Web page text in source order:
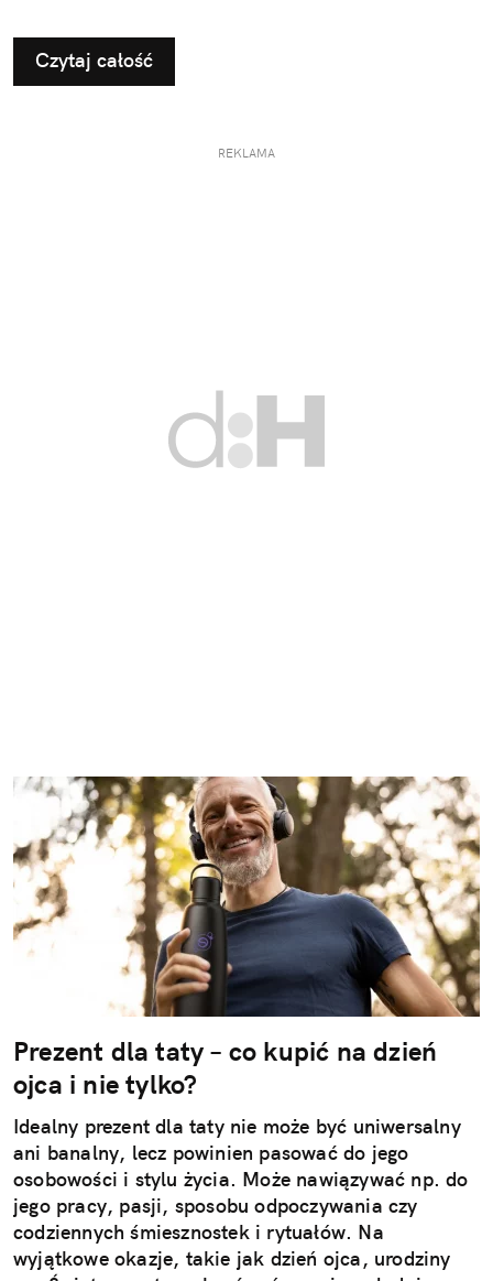
Czytaj całość
REKLAMA
Prezent dla taty – co kupić na dzień
ojca i nie tylko?
Idealny prezent dla taty nie może być uniwersalny
ani banalny, lecz powinien pasować do jego
osobowości i stylu życia. Może nawiązywać np. do
jego pracy, pasji, sposobu odpoczywania czy
codziennych śmiesznostek i rytuałów. Na
wyjątkowe okazje, takie jak dzień ojca, urodziny